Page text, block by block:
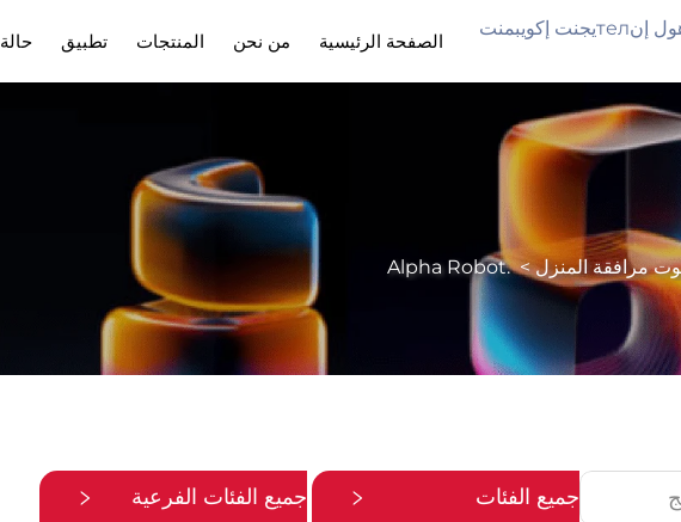
قانغدونغ إكسيبيشون هول إنтелيجنت إكويبمنت
الصفحة الرئيسية من نحن المنتجات تطبيق حالة
مرافقة المنزل>
.Alpha Robot
جميع الفئات جميع الفئات الفرعية